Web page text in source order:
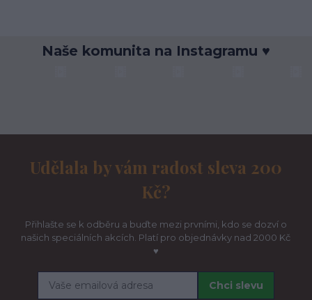
Naše komunita na Instagramu ♥
Udělala by vám radost sleva 200
Kč?
Přihlašte se k odběru a buďte mezi prvními, kdo se dozví o
našich speciálních akcích. Platí pro objednávky nad 2000 Kč
♥
Chci slevu